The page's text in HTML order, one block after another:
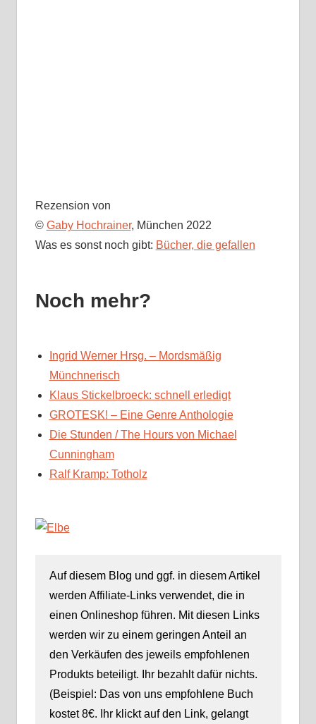
Rezension von
© Gaby Hochrainer, München 2022
Was es sonst noch gibt: Bücher, die gefallen
Noch mehr?
Ingrid Werner Hrsg. – Mordsmäßig
Münchnerisch
Klaus Stickelbroeck: schnell erledigt
GROTESK! – Eine Genre Anthologie
Die Stunden / The Hours von Michael
Cunningham
Ralf Kramp: Totholz
Auf diesem Blog und ggf. in diesem Artikel
werden Affiliate-Links verwendet, die in
einen Onlineshop führen. Mit diesen Links
werden wir zu einem geringen Anteil an
den Verkäufen des jeweils empfohlenen
Produkts beteiligt. Ihr bezahlt dafür nichts.
(Beispiel: Das von uns empfohlene Buch
kostet 8€. Ihr klickt auf den Link, gelangt